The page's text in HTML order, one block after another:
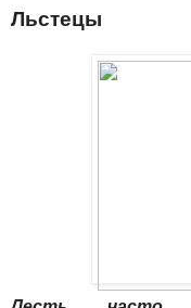
Льстецы